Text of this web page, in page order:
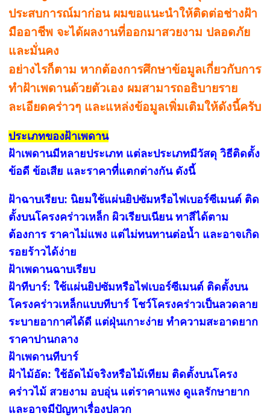
ประสบการณ์มาก่อน ผมขอแนะนำให้ติดต่อช่างฝ้า
มืออาชีพ จะได้ผลงานที่ออกมาสวยงาม ปลอดภัย
และมั่นคง
อย่างไรก็ตาม หากต้องการศึกษาข้อมูลเกี่ยวกับการ
ทำฝ้าเพดานด้วยตัวเอง ผมสามารถอธิบายราย
ละเอียดคร่าวๆ และแหล่งข้อมูลเพิ่มเติมให้ดังนี้ครับ
ประเภทของฝ้าเพดาน
ฝ้าเพดานมีหลายประเภท แต่ละประเภทมีวัสดุ วิธีติดตั้ง
ข้อดี ข้อเสีย และราคาที่แตกต่างกัน ดังนี้
ฝ้าฉาบเรียบ: นิยมใช้แผ่นยิปซัมหรือไฟเบอร์ซีเมนต์ ติด
ตั้งบนโครงคร่าวเหล็ก ผิวเรียบเนียน ทาสีได้ตาม
ต้องการ ราคาไม่แพง แต่ไม่ทนทานต่อน้ำ และอาจเกิด
รอยร้าวได้ง่าย
ฝ้าเพดานฉาบเรียบ
ฝ้าทีบาร์: ใช้แผ่นยิปซัมหรือไฟเบอร์ซีเมนต์ ติดตั้งบน
โครงคร่าวเหล็กแบบทีบาร์ โชว์โครงคร่าวเป็นลวดลาย
ระบายอากาศได้ดี แต่ฝุ่นเกาะง่าย ทำความสะอาดยาก
ราคาปานกลาง
ฝ้าเพดานทีบาร์
ฝ้าไม้อัด: ใช้อัดไม้จริงหรือไม้เทียม ติดตั้งบนโครง
คร่าวไม้ สวยงาม อบอุ่น แต่ราคาแพง ดูแลรักษายาก
และอาจมีปัญหาเรื่องปลวก